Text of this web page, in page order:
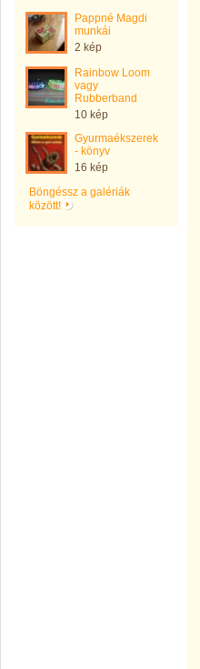
Pappné Magdi
munkái
2 kép
Rainbow Loom
vagy
Rubberband
10 kép
Gyurmaékszerek
- könyv
16 kép
Böngéssz a galériák
között!